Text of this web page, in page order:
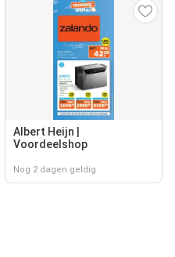
Albert Heijn |
Voordeelshop
Nog 2 dagen geldig